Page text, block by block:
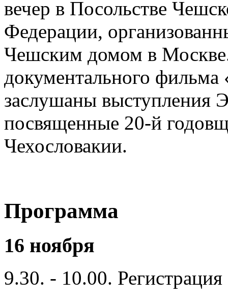
вечер в Посольстве
Федерации,
Чешским домом в Москве.
документального
заслушаны выступления
посвященные 20-й
Чехословакии.
Программа
16 ноября
9.30. - 10.00. Регистрация